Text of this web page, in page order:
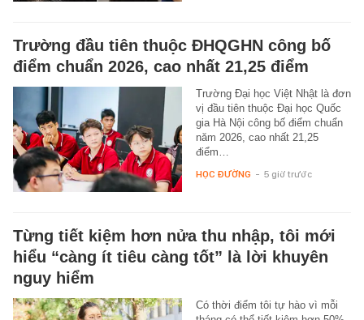
Trường đầu tiên thuộc ĐHQGHN công bố
điểm chuẩn 2026, cao nhất 21,25 điểm
Trường Đại học Việt Nhật là đơn
vị đầu tiên thuộc Đại học Quốc
gia Hà Nội công bố điểm chuẩn
năm 2026, cao nhất 21,25
điểm…
HỌC ĐƯỜNG - 5 giờ trước
Từng tiết kiệm hơn nửa thu nhập, tôi mới
hiểu “càng ít tiêu càng tốt” là lời khuyên
nguy hiểm
Có thời điểm tôi tự hào vì mỗi